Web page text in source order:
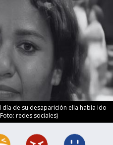
de su desaparición ella había ido
redes sociales)